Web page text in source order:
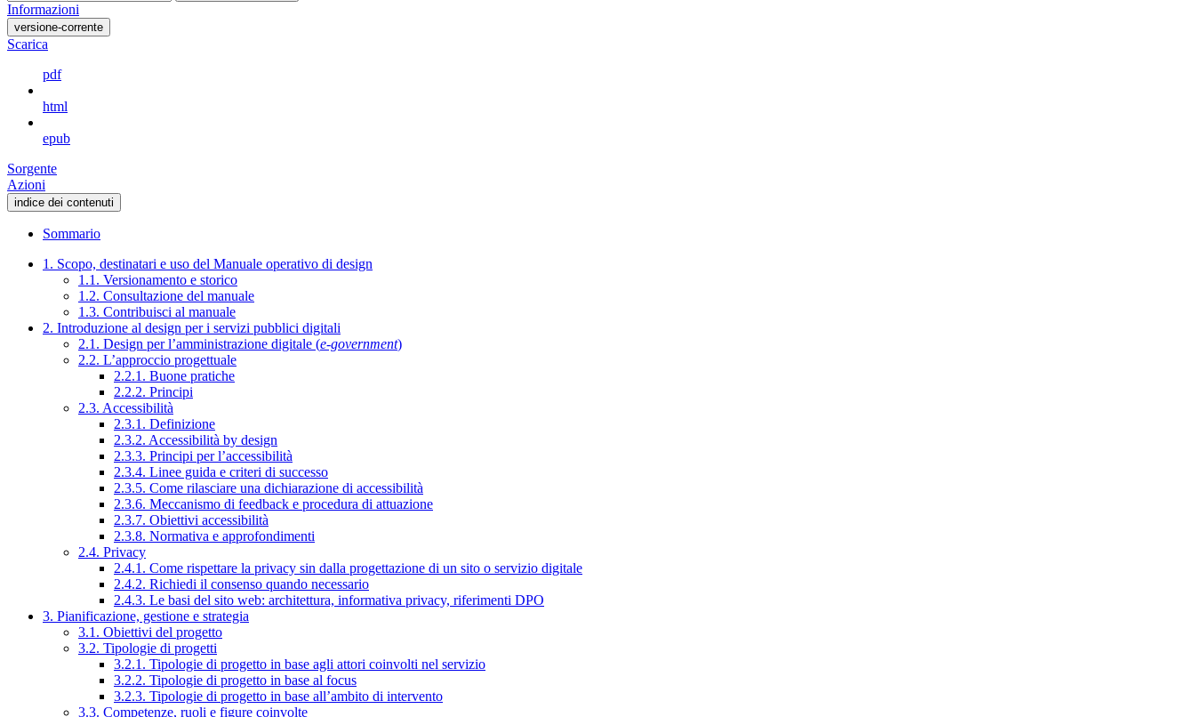
Informazioni
versione-corrente
Scarica
pdf
html
epub
Sorgente
Azioni
indice dei contenuti
Sommario
1. Scopo, destinatari e uso del Manuale operativo di design
1.1. Versionamento e storico
1.2. Consultazione del manuale
1.3. Contribuisci al manuale
2. Introduzione al design per i servizi pubblici digitali
2.1. Design per l’amministrazione digitale (e-government)
2.2. L’approccio progettuale
2.2.1. Buone pratiche
2.2.2. Principi
2.3. Accessibilità
2.3.1. Definizione
2.3.2. Accessibilità by design
2.3.3. Principi per l’accessibilità
2.3.4. Linee guida e criteri di successo
2.3.5. Come rilasciare una dichiarazione di accessibilità
2.3.6. Meccanismo di feedback e procedura di attuazione
2.3.7. Obiettivi accessibilità
2.3.8. Normativa e approfondimenti
2.4. Privacy
2.4.1. Come rispettare la privacy sin dalla progettazione di un sito o servizio digitale
2.4.2. Richiedi il consenso quando necessario
2.4.3. Le basi del sito web: architettura, informativa privacy, riferimenti DPO
3. Pianificazione, gestione e strategia
3.1. Obiettivi del progetto
3.2. Tipologie di progetti
3.2.1. Tipologie di progetto in base agli attori coinvolti nel servizio
3.2.2. Tipologie di progetto in base al focus
3.2.3. Tipologie di progetto in base all’ambito di intervento
3.3. Competenze, ruoli e figure coinvolte